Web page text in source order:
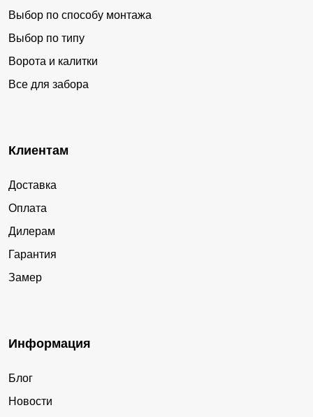
Выбор по способу монтажа
Выбор по типу
Ворота и калитки
Все для забора
Клиентам
Доставка
Оплата
Дилерам
Гарантия
Замер
Информация
Блог
Новости